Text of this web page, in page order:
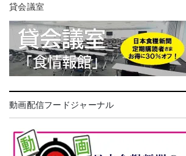
貸会議室
動画配信フードジャーナル